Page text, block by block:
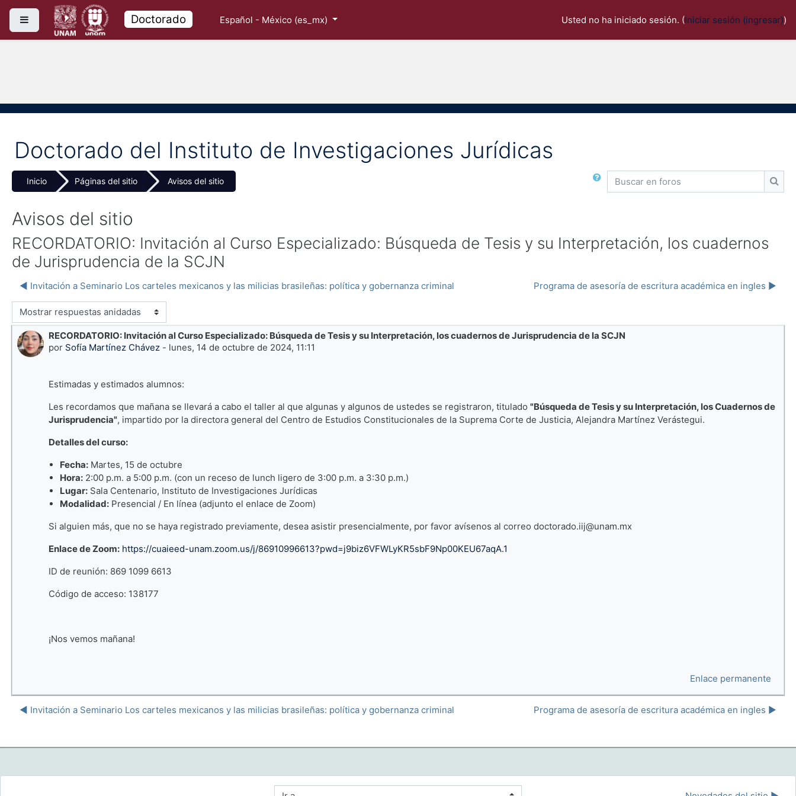
Saltar al contenido principal
Pánel lateral
Doctorado Español - México ‎(es_mx)‎ Usted no ha iniciado sesión. (Iniciar sesión (ingresar))
Doctorado del Instituto de Investigaciones Jurídicas
Inicio Páginas del sitio Avisos del sitio
Buscar en foros
Avisos del sitio
RECORDATORIO: Invitación al Curso Especializado: Búsqueda de Tesis y su Interpretación, los cuadernos
de Jurisprudencia de la SCJN
◀︎ Invitación a Seminario Los carteles mexicanos y las milicias brasileñas: política y gobernanza criminal Programa de asesoría de escritura académica en ingles ▶︎
visualización
RECORDATORIO: Invitación al Curso Especializado: Búsqueda de Tesis y su Interpretación, los cuadernos de Jurisprudencia de la SCJN
por Sofía Martínez Chávez - lunes, 14 de octubre de 2024, 11:11
Número de respuestas: 0
Estimadas y estimados alumnos:
Les recordamos que mañana se llevará a cabo el taller al que algunas y algunos de ustedes se registraron, titulado "Búsqueda de Tesis y su Interpretación, los Cuadernos de
Jurisprudencia", impartido por la directora general del Centro de Estudios Constitucionales de la Suprema Corte de Justicia, Alejandra Martínez Verástegui.
Detalles del curso:
Fecha: Martes, 15 de octubre
Hora: 2:00 p.m. a 5:00 p.m. (con un receso de lunch ligero de 3:00 p.m. a 3:30 p.m.)
Lugar: Sala Centenario, Instituto de Investigaciones Jurídicas
Modalidad: Presencial / En línea (adjunto el enlace de Zoom)
Si alguien más, que no se haya registrado previamente, desea asistir presencialmente, por favor avísenos al correo doctorado.iij@unam.mx
Enlace de Zoom: https://cuaieed-unam.zoom.us/j/86910996613?pwd=j9biz6VFWLyKR5sbF9Np00KEU67aqA.1
ID de reunión: 869 1099 6613
Código de acceso: 138177
¡Nos vemos mañana!
Enlace permanente
◀︎ Invitación a Seminario Los carteles mexicanos y las milicias brasileñas: política y gobernanza criminal Programa de asesoría de escritura académica en ingles ▶︎